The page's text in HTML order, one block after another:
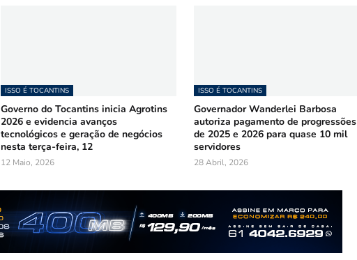
ISSO É TOCANTINS
Governo do Tocantins inicia Agrotins
2026 e evidencia avanços
tecnológicos e geração de negócios
nesta terça-feira, 12
12 Maio, 2026
ISSO É TOCANTINS
Governador Wanderlei Barbosa
autoriza pagamento de progressões
de 2025 e 2026 para quase 10 mil
servidores
28 Abril, 2026